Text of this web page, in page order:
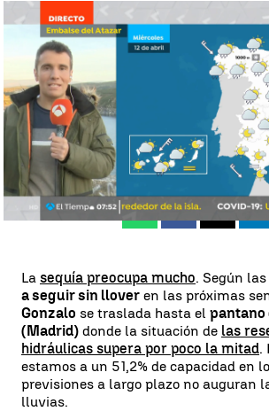
La previsión del
César Gonzalo
Actualizado:12 de abril de 2023, 10:22
Publicado:
12 de abril de 2023, 10:20
WhatsappFacebook
X
La sequía preocupa mucho. Según
a seguir sin llover en las próximas
Gonzalo se traslada hasta el pantano
(Madrid) donde la situación de las
hidráulicas supera por poco la mitad.
estamos a un 51,2% de capacidad en
previsiones a largo plazo no auguran
lluvias.